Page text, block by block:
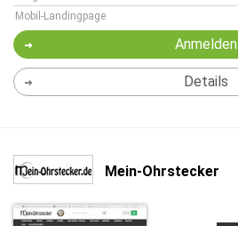
Mobil-Landingpage
Anmelden
Details
Mein-Ohrstecker